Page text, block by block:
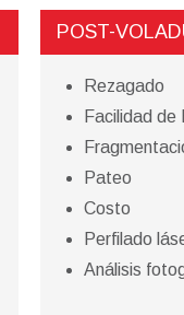
POST-
Rezagado
Facilidad de
Pateo
Costo
Perfilado
Análisis